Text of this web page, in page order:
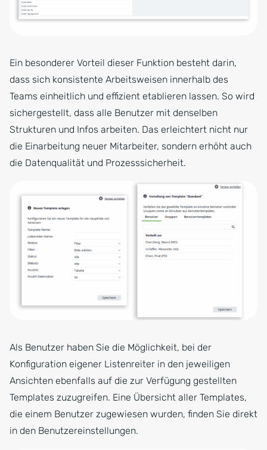
Ein besonderer Vorteil dieser Funktion besteht darin,
dass sich konsistente Arbeitsweisen innerhalb des
Teams einheitlich und effizient etablieren lassen. So wird
sichergestellt, dass alle Benutzer mit denselben
Strukturen und Infos arbeiten. Das erleichtert nicht nur
die Einarbeitung neuer Mitarbeiter, sondern erhöht auch
die Datenqualität und Prozesssicherheit.
Als Benutzer haben Sie die Möglichkeit, bei der
Konfiguration eigener Listenreiter in den jeweiligen
Ansichten ebenfalls auf die zur Verfügung gestellten
Templates zuzugreifen. Eine Übersicht aller Templates,
die einem Benutzer zugewiesen wurden, finden Sie direkt
in den Benutzereinstellungen.